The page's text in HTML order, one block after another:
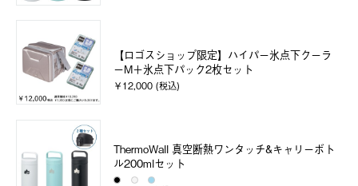
【ロゴスショップ限定】ハイパー氷点下クーラ
ーM＋氷点下パック2枚セット
￥12,000 (税込)
ThermoWall 真空断熱ワンタッチ&キャリーボト
ル200mlセット